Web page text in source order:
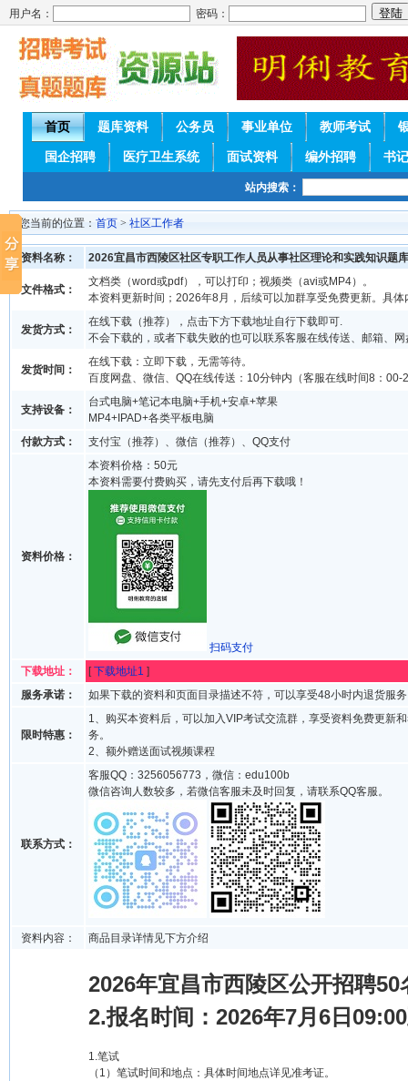
用户名： 密码：
首页 题库资料 公务员 事业单位 教师考试
国企招聘 医疗卫生系统 面试资料 编外招聘 书
站内搜索：
您当前的位置： 首页 > 社区工作者
资料名称： 2026宜昌市西陵区社区专职工作人员从事社区理论和实践知识题
文件格式：
文档类（word或pdf），可以打印；视频类（avi或MP4）。
本资料更新时间；2026年8月，后续可以加群享受免费更新。具体
发货方式：
在线下载（推荐），点击下方下载地址自行下载即可.
不会下载的，或者下载失败的也可以联系客服在线传送、邮箱、网
发货时间：
在线下载：立即下载，无需等待。
百度网盘、微信、QQ在线传送：10分钟内（客服在线时间8：00-
支持设备：
台式电脑+笔记本电脑+手机+安卓+苹果
MP4+IPAD+各类平板电脑
付款方式：
支付宝（推荐）、微信（推荐）、QQ支付
资料价格：
本资料价格：50元
本资料需要付费购买，请先支付后再下载哦！
扫码支付
下载地址：
[下载地址1 ]
服务承诺：
如果下载的资料和页面目录描述不符，可以享受48小时内退货服务
限时特惠：
1、购买本资料后，可以加入VIP考试交流群，享受资料免费更新
务。
2、额外赠送面试视频课程
联系方式：
客服QQ：3256056773，微信：edu100b
微信咨询人数较多，若微信客服未及时回复，请联系QQ客服。
资料内容： 商品目录详情见下方介绍
2026年宜昌市西陵区公开招聘
2.报名时间：2026年7月6日
1.笔试
（1）笔试时间和地点：具体时间地点详见准考证。